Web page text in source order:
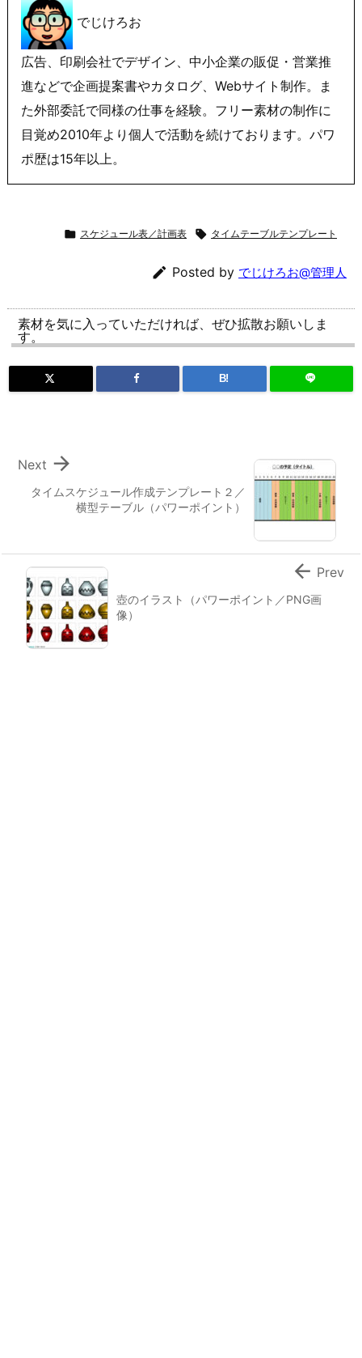
でじけろお
広告、印刷会社でデザイン、中小企業の販促・営業推
進などで企画提案書やカタログ、Webサイト制作。ま
た外部委託で同様の仕事を経験。フリー素材の制作に
目覚め2010年より個人で活動を続けております。パワ
ポ歴は15年以上。
 スケジュール表／計画表  タイムテーブルテンプレート
 Posted by でじけろお@管理人
素材を気に入っていただければ、ぜひ拡散お願いしま
す。
B!
タイムスケジュール作成テンプレート２／
横型テーブル（パワーポイント）

Next
壺のイラスト（パワーポイント／PNG画
像）
 Prev